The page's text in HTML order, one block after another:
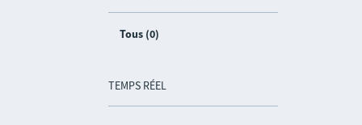
Tous (0)
TEMPS RÉEL